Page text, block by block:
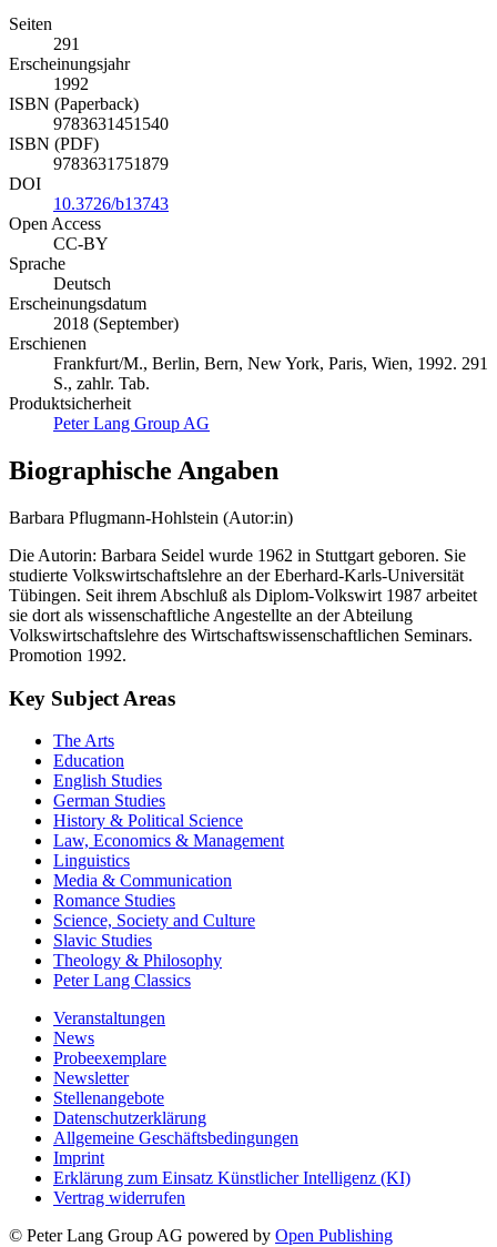
Seiten
291
Erscheinungsjahr
1992
ISBN (Paperback)
9783631451540
ISBN (PDF)
9783631751879
DOI
10.3726/b13743
Open Access
CC-BY
Sprache
Deutsch
Erscheinungsdatum
2018 (September)
Erschienen
Frankfurt/M., Berlin, Bern, New York, Paris, Wien, 1992. 291
S., zahlr. Tab.
Produktsicherheit
Peter Lang Group AG
Biographische Angaben
Barbara Pflugmann-Hohlstein (Autor:in)
Die Autorin: Barbara Seidel wurde 1962 in Stuttgart geboren. Sie
studierte Volkswirtschaftslehre an der Eberhard-Karls-Universität
Tübingen. Seit ihrem Abschluß als Diplom-Volkswirt 1987 arbeitet
sie dort als wissenschaftliche Angestellte an der Abteilung
Volkswirtschaftslehre des Wirtschaftswissenschaftlichen Seminars.
Promotion 1992.
Key Subject Areas
The Arts
Education
English Studies
German Studies
History & Political Science
Law, Economics & Management
Linguistics
Media & Communication
Romance Studies
Science, Society and Culture
Slavic Studies
Theology & Philosophy
Peter Lang Classics
Veranstaltungen
News
Probeexemplare
Newsletter
Stellenangebote
Datenschutzerklärung
Allgemeine Geschäftsbedingungen
Imprint
Erklärung zum Einsatz Künstlicher Intelligenz (KI)
Vertrag widerrufen
© Peter Lang Group AG powered by Open Publishing